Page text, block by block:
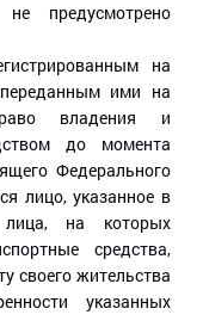
предусмотрено
на
ими на
владения и
до момента
Федерального
лицо, указанное в
на которых
средства,
своего жительства
указанных